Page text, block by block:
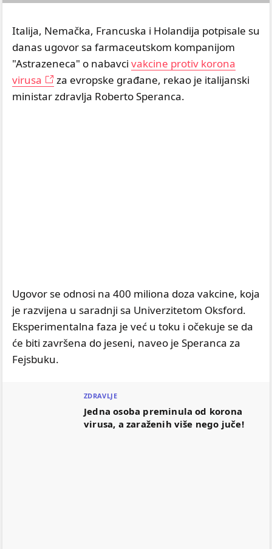
Italija, Nemačka, Francuska i Holandija potpisale su
danas ugovor sa farmaceutskom kompanijom
"Astrazeneca" o nabavci vakcine protiv korona
virusa
za evropske građane, rekao je italijanski
ministar zdravlja Roberto Speranca.
Ugovor se odnosi na 400 miliona doza vakcine, koja
je razvijena u saradnji sa Univerzitetom Oksford.
Eksperimentalna faza je već u toku i očekuje se da
će biti završena do jeseni, naveo je Speranca za
Fejsbuku.
ZDRAVLJE
Jedna osoba preminula od korona
virusa, a zaraženih više nego juče!